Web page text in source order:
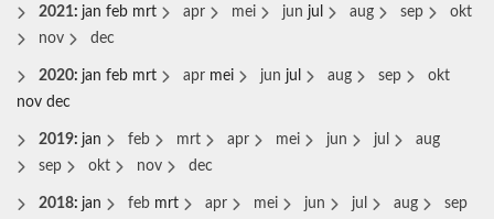
2021: jan feb mrt apr mei jun jul aug sep
okt
nov
dec
2020: jan feb mrt apr mei jun jul aug sep
okt
nov dec
2019: jan feb mrt apr mei jun jul
aug
sep
okt nov dec
2018: jan feb mrt apr mei jun jul aug
sep